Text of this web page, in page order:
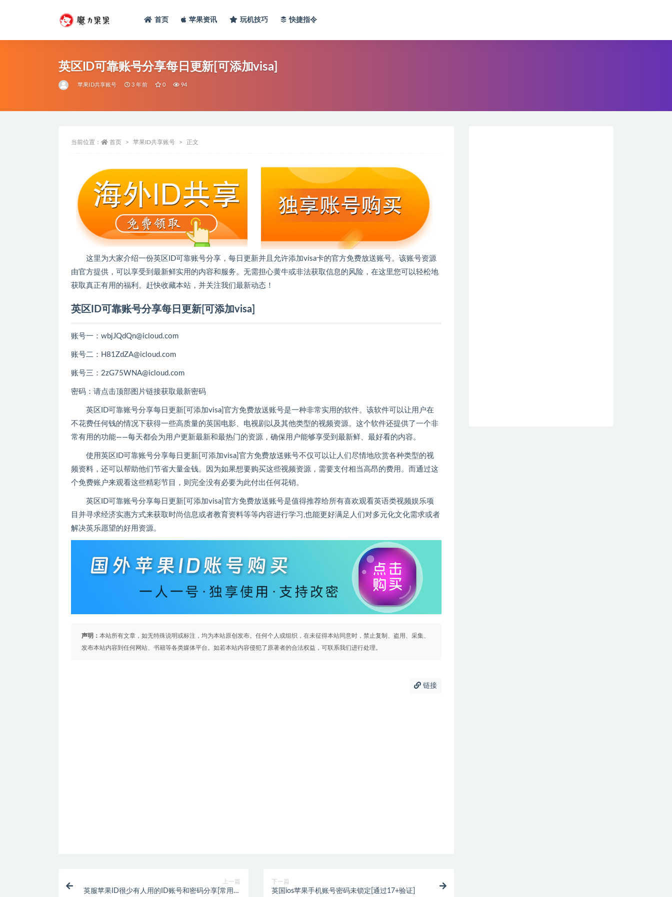
首页 苹果资讯 玩机技巧 快捷指令
英区ID可靠账号分享每日更新[可添加visa]
苹果ID共享账号 3 年前 0 94
当前位置： 首页 苹果ID共享账号 正文
这里为大家介绍一份英区ID可靠账号分享，每日更新并且允许添加visa卡的官方免费放送账号。该账号资源
由官方提供，可以享受到最新鲜实用的内容和服务。无需担心黄牛或非法获取信息的风险，在这里您可以轻松地
获取真正有用的福利。赶快收藏本站，并关注我们最新动态！
英区ID可靠账号分享每日更新[可添加visa]
账号一：wbjJQdQn@icloud.com
账号二：H81ZdZA@icloud.com
账号三：2zG75WNA@icloud.com
密码：请点击顶部图片链接获取最新密码
英区ID可靠账号分享每日更新[可添加visa]官方免费放送账号是一种非常实用的软件。该软件可以让用户在
不花费任何钱的情况下获得一些高质量的英国电影、电视剧以及其他类型的视频资源。这个软件还提供了一个非
常有用的功能——每天都会为用户更新最新和最热门的资源，确保用户能够享受到最新鲜、最好看的内容。
使用英区ID可靠账号分享每日更新[可添加visa]官方免费放送账号不仅可以让人们尽情地欣赏各种类型的视
频资料，还可以帮助他们节省大量金钱。因为如果想要购买这些视频资源，需要支付相当高昂的费用。而通过这
个免费账户来观看这些精彩节目，则完全没有必要为此付出任何花销。
英区ID可靠账号分享每日更新[可添加visa]官方免费放送账号是值得推荐给所有喜欢观看英语类视频娱乐项
目并寻求经济实惠方式来获取时尚信息或者教育资料等等内容进行学习,也能更好满足人们对多元化文化需求或者
解决英乐愿望的好用资源。
声明： 本站所有文章，如无特殊说明或标注，均为本站原创发布。任何个人或组织，在未征得本站同意时，禁止复制、盗用、采集、
发布本站内容到任何网站、书籍等各类媒体平台。如若本站内容侵犯了原著者的合法权益，可联系我们进行处理。
链接
上一篇
英服苹果ID很少有人用的ID账号和密码分享[常用邮
下一篇
英国ios苹果手机账号密码未锁定[通过17+验证]